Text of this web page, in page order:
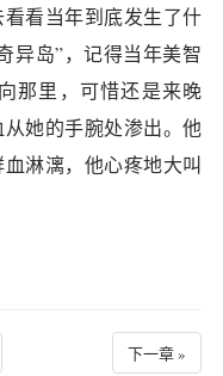
看当年到底发生了什
异岛”，记得当年美智
那里，可惜还是来晚
她的手腕处渗出。他
淋漓，他心疼地大叫
下一章 »